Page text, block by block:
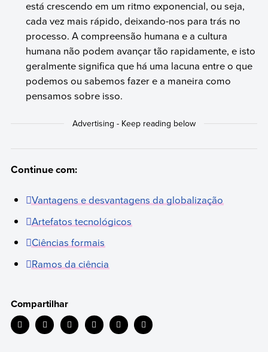
está crescendo em um ritmo exponencial, ou seja,
cada vez mais rápido, deixando-nos para trás no
processo. A compreensão humana e a cultura
humana não podem avançar tão rapidamente, e isto
geralmente significa que há uma lacuna entre o que
podemos ou sabemos fazer e a maneira como
pensamos sobre isso.
Continue com:
Vantagens e desvantagens da globalização
Artefatos tecnológicos
Ciências formais
Ramos da ciência
Compartilhar